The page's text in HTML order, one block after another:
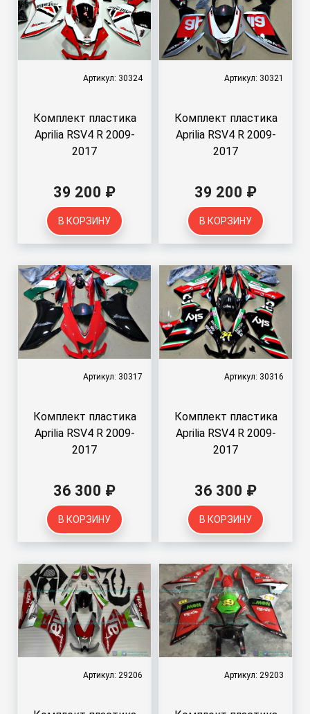
Артикул: 30324
Комплект пластика
Aprilia RSV4 R 2009-
2017
39 200 ₽
В КОРЗИНУ
Артикул: 30321
Комплект пластика
Aprilia RSV4 R 2009-
2017
39 200 ₽
В КОРЗИНУ
Артикул: 30317
Комплект пластика
Aprilia RSV4 R 2009-
2017
36 300 ₽
В КОРЗИНУ
Артикул: 30316
Комплект пластика
Aprilia RSV4 R 2009-
2017
36 300 ₽
В КОРЗИНУ
Артикул: 29206 Артикул: 29203